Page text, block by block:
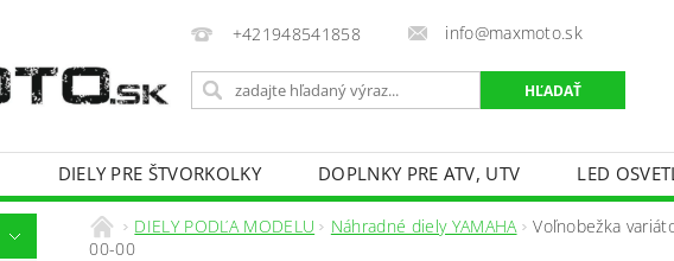
+421948541858 info@maxmoto.sk
DIELY PRE ŠTVORKOLKY DOPLNKY PRE ATV, UTV
LED
KONTAKTY DIELY PODĽA MODELU Náhradné diely YAMAHA
Voľnobežka
00-00